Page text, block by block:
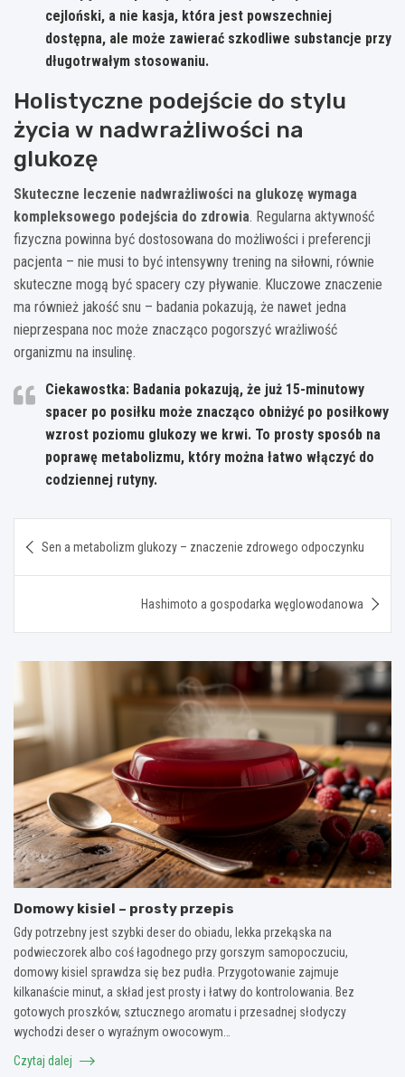
cejloński, a nie kasja, która jest powszechniej
dostępna, ale może zawierać szkodliwe substancje przy
długotrwałym stosowaniu.
Holistyczne podejście do stylu
życia w nadwrażliwości na
glukozę
Skuteczne leczenie nadwrażliwości na glukozę wymaga
kompleksowego podejścia do zdrowia. Regularna aktywność
fizyczna powinna być dostosowana do możliwości i preferencji
pacjenta – nie musi to być intensywny trening na siłowni, równie
skuteczne mogą być spacery czy pływanie. Kluczowe znaczenie
ma również jakość snu – badania pokazują, że nawet jedna
nieprzespana noc może znacząco pogorszyć wrażliwość
organizmu na insulinę.
Ciekawostka: Badania pokazują, że już 15-minutowy
spacer po posiłku może znacząco obniżyć po posiłkowy
wzrost poziomu glukozy we krwi. To prosty sposób na
poprawę metabolizmu, który można łatwo włączyć do
codziennej rutyny.
wpisu
Sen a metabolizm glukozy – znaczenie zdrowego odpoczynku
Hashimoto a gospodarka węglowodanowa
Domowy kisiel – prosty przepis
Gdy potrzebny jest szybki deser do obiadu, lekka przekąska na
podwieczorek albo coś łagodnego przy gorszym samopoczuciu,
domowy kisiel sprawdza się bez pudła. Przygotowanie zajmuje
kilkanaście minut, a skład jest prosty i łatwy do kontrolowania. Bez
gotowych proszków, sztucznego aromatu i przesadnej słodyczy
wychodzi deser o wyraźnym owocowym…
Czytaj dalej